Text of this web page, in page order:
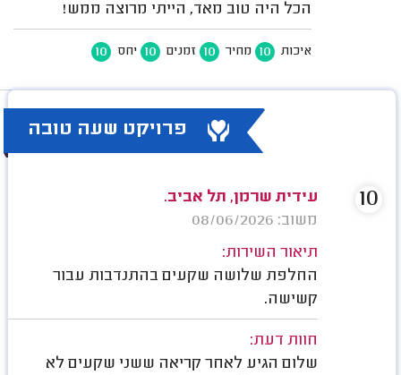
הכל היה טוב מאד, הייתי מרוצה ממש!
איכות 10 מחיר 10 זמנים 10 יחס 10
פרויקט שעה טובה
עידית שרמן, תל אביב.
משוב: 08/06/2026
תיאור השירות:
החלפת שלושה שקעים בהתנדבות עבור
קשישה.
חוות דעת:
שלום הגיע לאחר קריאה ששני שקעים לא
10